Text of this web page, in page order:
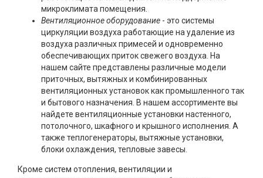
микроклимата помещения.
Вентиляционное оборудование - это системы
циркуляции воздуха работающие на удаление из
воздуха различных примесей и одновременно
обеспечивающих приток свежего воздуха. На
нашем сайте представлены различные модели
приточных, вытяжных и комбинированных
вентиляционных установок как промышленного так
и бытового назначения. В нашем ассортименте вы
найдете вентиляционные установки настенного,
потолочного, шкафного и крышного исполнения. А
также теплогенераторы, вытяжные установки,
блоки охлаждения, тепловые завесы.
Кроме систем отопления, вентиляции и